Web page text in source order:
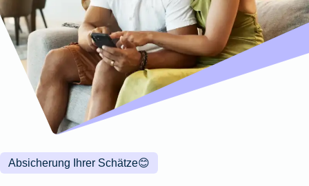
Wohnungsschutzbrief
Zur
Produktübersicht
Gewässerschadenhaftpflicht
Zur
Produktübersicht
Zur
Produktübersicht
Reisehaftpflichtversicherung
Reiserücktrittsversicherung
Zur
Produktübersicht
Zur
Produktübersicht
Zur
Produktübersicht
Zur
Produktübersicht
Montageversicherung
Zur
Produktübersicht
Gruppenunfall für
Betriebe
Gruppenunfall für
Vereine
Produktübersicht
Kunstversicherung
Ausstellungsversicherung
Valorenversicherung
Oldtimersammlungsversicherung
Zur
😊
Absicherung Ihrer Schätze